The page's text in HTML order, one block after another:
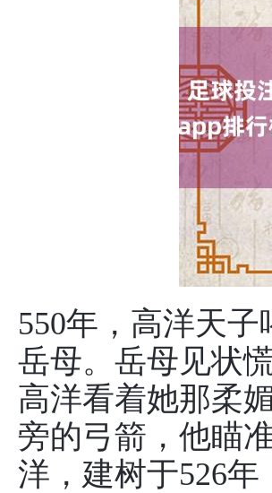
550年，高洋天
岳母。岳母见状
高洋看着她那柔
旁的弓箭，他瞄
洋，建树于526